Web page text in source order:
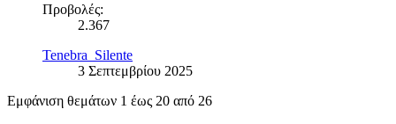
Προβολές:
2.367
Tenebra_Silente
3 Σεπτεμβρίου 2025
Εμφάνιση θεμάτων 1 έως 20 από 26